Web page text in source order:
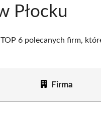
Płocku
6 polecanych firm,
Firma